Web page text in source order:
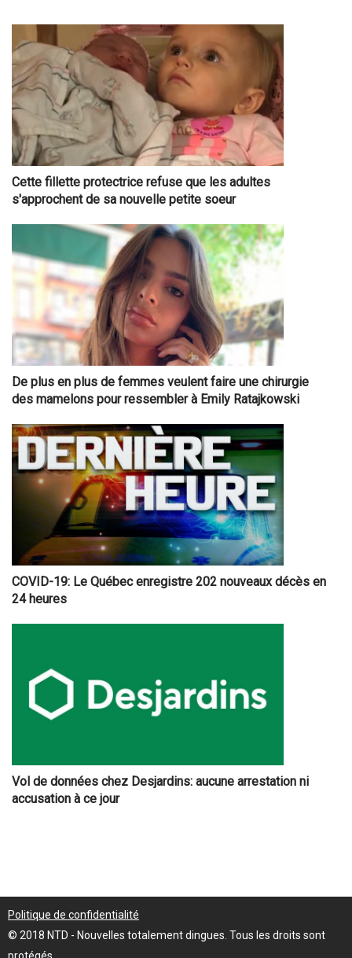
Cette fillette protectrice refuse que les adultes
s'approchent de sa nouvelle petite soeur
De plus en plus de femmes veulent faire une chirurgie
des mamelons pour ressembler à Emily Ratajkowski
COVID-19: Le Québec enregistre 202 nouveaux décès en
24 heures
Vol de données chez Desjardins: aucune arrestation ni
accusation à ce jour
Politique de confidentialité
© 2018 NTD - Nouvelles totalement dingues. Tous les droits sont